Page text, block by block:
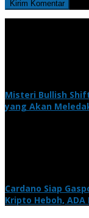
Misteri Bullish
yang Akan
Cardano Siap
Kripto Heboh,